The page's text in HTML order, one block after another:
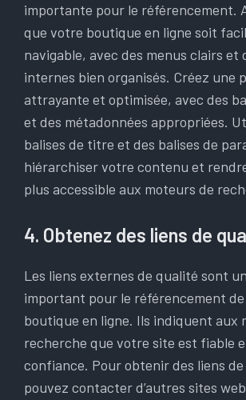
importante pour le référencement.
que votre boutique en ligne soit
navigable, avec des menus clairs et
internes bien organisés. Créez une
attrayante et optimisée, avec des
et des métadonnées appropriées.
balises de titre et des balises de
hiérarchiser votre contenu et
plus accessible aux moteurs de
4. Obtenez des liens de
Les liens externes de qualité sont
important pour le référencement
boutique en ligne. Ils indiquent aux
recherche que votre site est fiable
confiance. Pour obtenir des liens
pouvez contacter d’autres sites